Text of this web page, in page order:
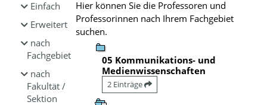
Einfach
Erweitert
nach
Fachgebiet
nach
Fakultät /
Sektion
Hier können Sie die Professoren und
Professorinnen nach Ihrem Fachgebiet
suchen.
05 Kommunikations- und
Medienwissenschaften
2 Einträge